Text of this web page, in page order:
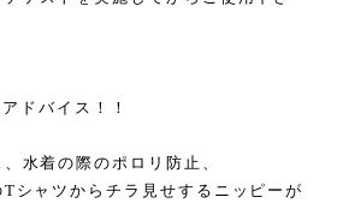
ドバイス！！
水着の際のポロリ防止、
シャツからチラ見せするニッピーが